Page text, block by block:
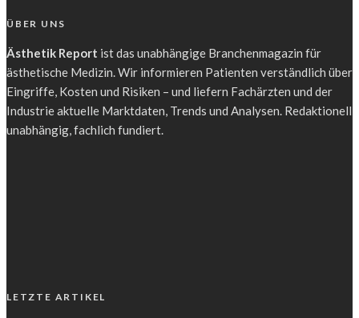
ÜBER UNS
Ästhetik Report ist das unabhängige Branchenmagazin für
ästhetische Medizin. Wir informieren Patienten verständlich über
Eingriffe, Kosten und Risiken – und liefern Fachärzten und der
Industrie aktuelle Marktdaten, Trends und Analysen. Redaktionell
unabhängig, fachlich fundiert.
LETZTE ARTIKEL